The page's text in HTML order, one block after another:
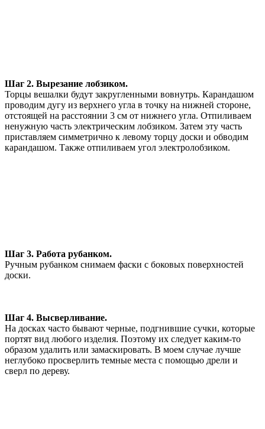
Шаг 2. Вырезание лобзиком.
Торцы вешалки будут закругленными вовнутрь. Карандашом
проводим дугу из верхнего угла в точку на нижней стороне,
отстоящей на расстоянии 3 см от нижнего угла. Отпиливаем
ненужную часть электрическим лобзиком. Затем эту часть
приставляем симметрично к левому торцу доски и обводим
карандашом. Также отпиливаем угол электролобзиком.
Шаг 3. Работа рубанком.
Ручным рубанком снимаем фаски с боковых поверхностей
доски.
Шаг 4. Высверливание.
На досках часто бывают черные, подгнившие сучки, которые
портят вид любого изделия. Поэтому их следует каким-то
образом удалить или замаскировать. В моем случае лучше
неглубоко просверлить темные места с помощью дрели и
сверл по дереву.